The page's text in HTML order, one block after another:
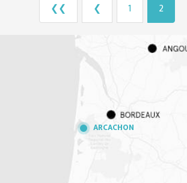
❮❮ ❮ 1 2
ARCACHON